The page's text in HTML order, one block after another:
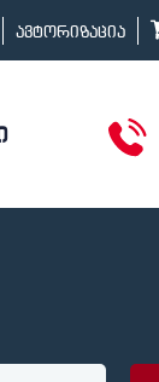
ავტორიზაცია